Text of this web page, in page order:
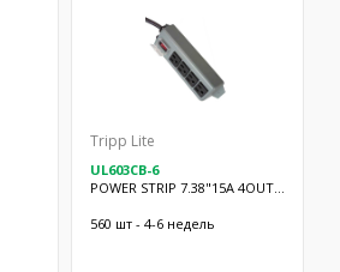
Tripp Lite
UL603CB-6
POWER STRIP 7.38"15A 4OUT
560 шт - 4-6 недель